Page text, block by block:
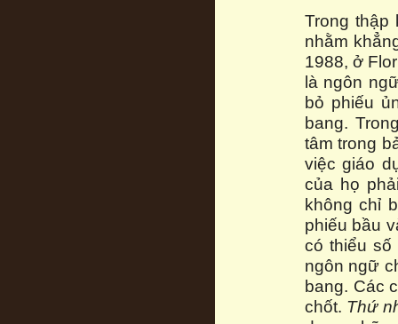
Trong thập
nhằm
1988, ở
là ngôn
bỏ phiếu
bang.
tâm trong
việc giáo
của họ
không chỉ
phiếu bầu
có thiểu số
ngôn ngữ
bang. Các
chốt. Thứ